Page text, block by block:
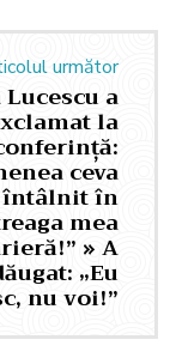
următor
a
la
ceva
în
mea
» A
„Eu
nu voi!”